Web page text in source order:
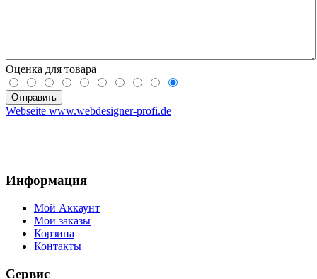
Оценка для товара
Webseite www.webdesigner-profi.de
Информация
Мой Аккаунт
Мои заказы
Корзина
Контакты
Сервис